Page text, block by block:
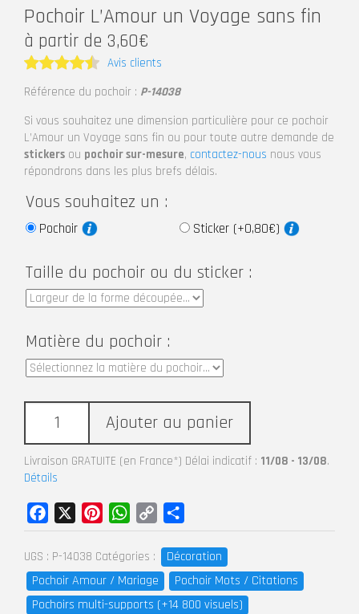
Pochoir L’Amour un Voyage sans fin
à partir de 3,60€
Note4.5
Avis clients
Référence du pochoir : P-14038
Si vous souhaitez une dimension particulière pour ce pochoir
L’Amour un Voyage sans fin ou pour toute autre demande de
stickers ou pochoir sur-mesure, contactez-nous nous vous
répondrons dans les plus brefs délais.
Vous souhaitez un :
Pochoir Sticker (+0,80€)
Taille du pochoir ou du sticker :
Matière du pochoir :
Ajouter au panier
Livraison GRATUITE (en France*) Délai indicatif : 11/08 - 13/08.
Détails
UGS : P-14038 Catégories :
Décoration
Pochoir Amour / Mariage
Pochoir Mots / Citations
Pochoirs multi-supports (+14 800 visuels)
Facebook PinterestWhatsApp
Copy
Link